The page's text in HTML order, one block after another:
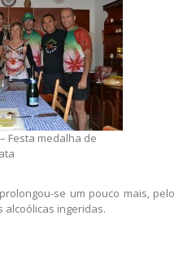
Festa medalha de
se um pouco mais, pelo
ingeridas.